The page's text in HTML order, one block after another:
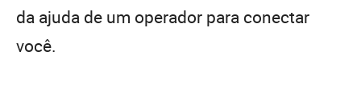
da ajuda de um operador para conectar
você.